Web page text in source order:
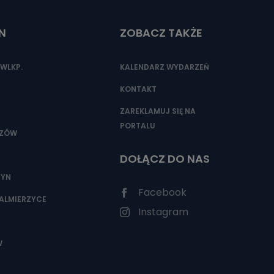
ze
ZOBACZ TAKŻE
KALENDARZ WYDARZEŃ
KONTAKT
ZAREKLAMUJ SIĘ NA
PORTALU
DOŁĄCZ DO NAS
Facebook
Instagram